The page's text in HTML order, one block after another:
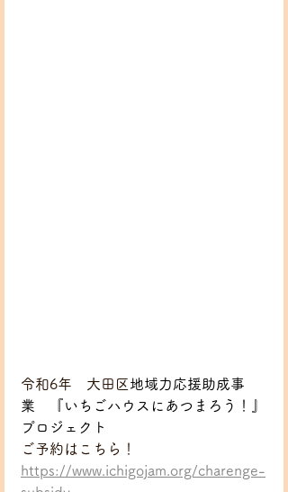
令和6年　大田区地域力応援助成事
業　『いちごハウスにあつまろう！』
プロジェクト
ご予約はこちら！
https://www.ichigojam.org/charenge-